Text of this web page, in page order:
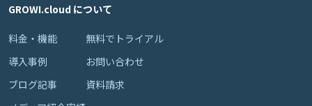
GROWI.cloud について
料金・機能
導入事例
ブログ記事
無料でトライアル
お問い合わせ
資料請求